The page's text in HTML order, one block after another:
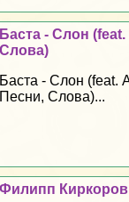
Баста - Слон
Слова)
Баста - Слон (feat.
Песни, Слова)...
Филипп